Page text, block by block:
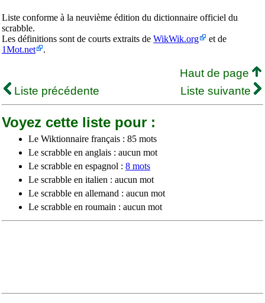
Liste conforme à la neuvième édition du dictionnaire officiel du
scrabble.
Les définitions sont de courts extraits de WikWik.org
et de
1Mot.net
.
Haut de page
Liste précédente
Liste suivante
Voyez cette liste pour :
Le Wiktionnaire français : 85 mots
Le scrabble en anglais : aucun mot
Le scrabble en espagnol : 8 mots
Le scrabble en italien : aucun mot
Le scrabble en allemand : aucun mot
Le scrabble en roumain : aucun mot